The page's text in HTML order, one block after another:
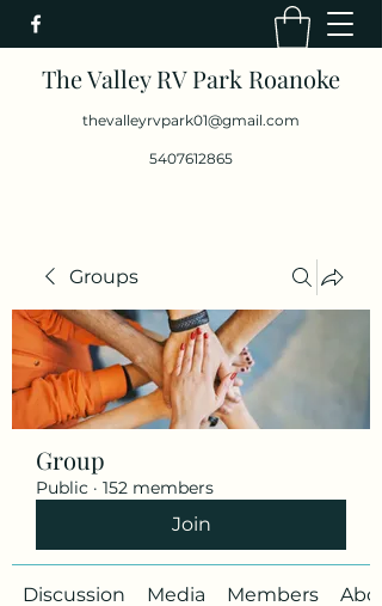
The Valley RV Park Roanoke
thevalleyrvpark01@gmail.com
5407612865
Groups
Group
Public · 152 members
Join
Discussion Media Members